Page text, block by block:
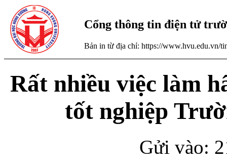
Cổng thông tin điện tử
Bản in từ địa chỉ: https://www.hvu.edu.vn/
Rất nhiều việc làm
tốt nghiệp
Gửi vào: